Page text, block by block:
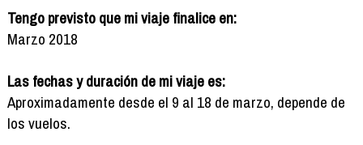
Tengo previsto que mi viaje finalice en:
Marzo 2018
Las fechas y duración de mi viaje es:
Aproximadamente desde el 9 al 18 de marzo, depende de
los vuelos.